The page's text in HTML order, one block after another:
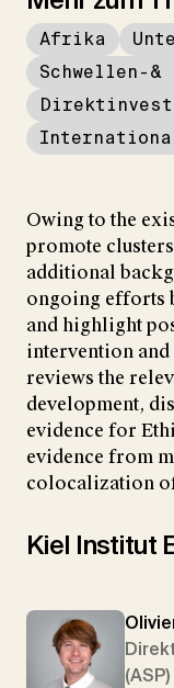
Afrika
Schwellen-
Owing to the
promote
additional
ongoing efforts
and highlight
intervention
reviews the
development,
evidence for
evidence from
colocalization
Kiel Institut
(ASP)